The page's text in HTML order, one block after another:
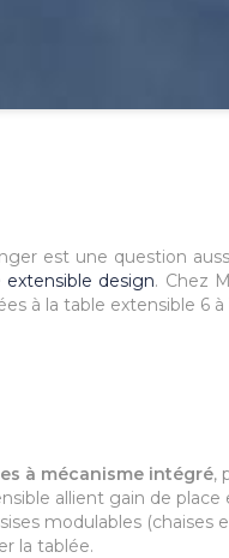
est une question
extensible design. Chez
à la table extensible 6 à
à mécanisme intégré,
allient gain de
modulables (chaises
la tablée.